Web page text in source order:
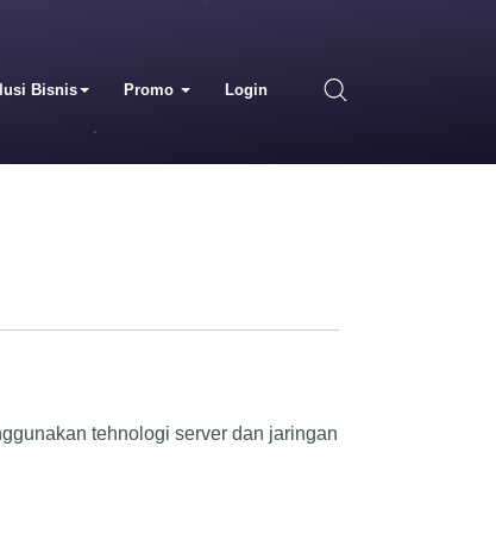
Bisnis Promo Login
tehnologi server dan jaringan